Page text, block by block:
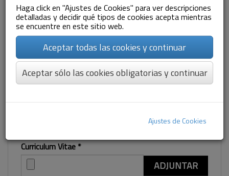
Nombre*
E-mail
Curriculum Vitae*
ADJUNTAR
Haga click en "Ajustes de Cookies" para ver descripciones
detalladas y decidir qué tipos de cookies acepta mientras
se encuentre en este sitio web.
Aceptar todas las cookies y continuar
Aceptar sólo las cookies obligatorias y continuar
Ajustes de Cookies